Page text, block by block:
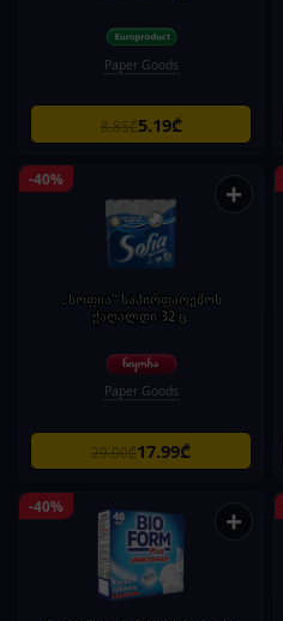
Paper Goods
8.85₾5.19₾
-40% +
„სოფია“ საპირფარეშოს
ქაღალდი 32 ც.
Paper Goods
29.90₾17.99₾
-40% +